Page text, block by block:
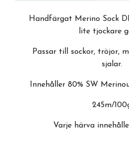
Handfärgat Merino Sock
lite tjockare
Passar till sockor, tröjor,
sjalar.
Innehåller 80% SW
245m/
Varje härva